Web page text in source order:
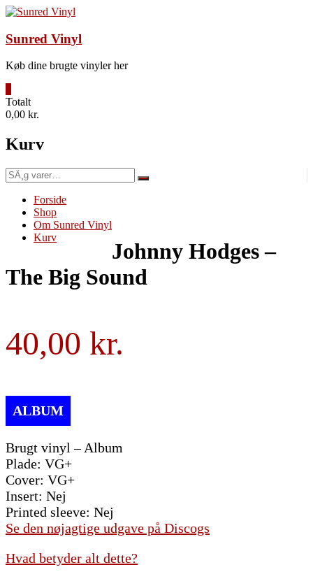
Videre
indhold
Sunred Vinyl
Køb dine brugte vinyler her
Totalt
0,00 kr.
Kurv
SÃ¸g
efter:
Forside
Shop
Om Sunred Vinyl
Kurv
Johnny Hodges –
The Big Sound
40,00
Brugt vinyl – Album
Plade: VG+
Cover: VG+
Insert: Nej
Printed sleeve: Nej
Se den nøjagtige udgave på Discogs
Hvad betyder alt dette?